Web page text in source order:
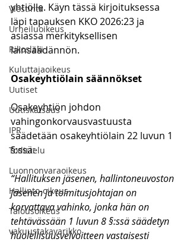
Viestintä
Urheiluoikeus
Rikoslaki
Kuluttajaoikeus
Uutiset
Uutiskatsaus
IPR
Todistelu
Luonnonvaraoikeus
Hallinto-oikeus
Talousoikeus
vakuustakavarikko
yhtiölle. Käyn tässä kirjoituksessa
läpi tapauksen KKO 2026:23 ja
asiassa merkityksellisen
lainsäädännön.
Osakeyhtiölain säännökset
Osakeyhtiön johdon
vahingonkorvausvastuusta
säädetään osakeyhtiölain 22 luvun 1
§:ssä:
“Hallituksen jäsenen, hallintoneuvoston
jäsenen ja toimitusjohtajan on
korvattava vahinko, jonka hän on
tehtävässään 1 luvun 8 §:ssä säädetyn
huolellisuusvelvoitteen vastaisesti